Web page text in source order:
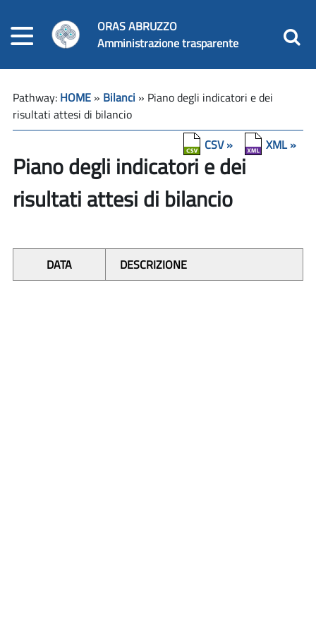
ORAS ABRUZZO
Amministrazione trasparente
Pathway: HOME » Bilanci » Piano degli indicatori e dei
risultati attesi di bilancio
XML »
CSV »
Piano degli indicatori e dei
risultati attesi di bilancio
DATA DESCRIZIONE